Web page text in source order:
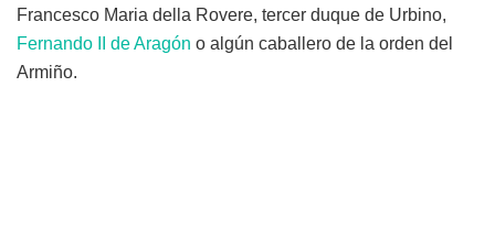
Francesco Maria della Rovere, tercer duque de Urbino,
Fernando II de Aragón o algún caballero de la orden del
Armiño.